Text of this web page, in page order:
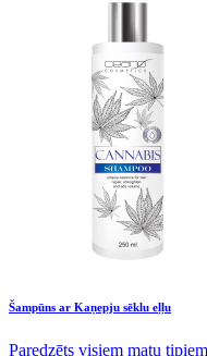
Šampūns ar Kaņepju sēklu eļļu
Paredzēts visiem matu